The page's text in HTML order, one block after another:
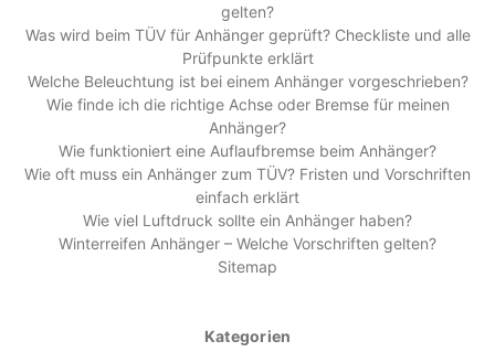
gelten?
Was wird beim TÜV für Anhänger geprüft? Checkliste und alle
Prüfpunkte erklärt
Welche Beleuchtung ist bei einem Anhänger vorgeschrieben?
Wie finde ich die richtige Achse oder Bremse für meinen
Anhänger?
Wie funktioniert eine Auflaufbremse beim Anhänger?
Wie oft muss ein Anhänger zum TÜV? Fristen und Vorschriften
einfach erklärt
Wie viel Luftdruck sollte ein Anhänger haben?
Winterreifen Anhänger – Welche Vorschriften gelten?
Sitemap
Kategorien